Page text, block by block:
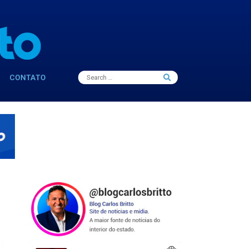
CONTATO
Search
for:
Search